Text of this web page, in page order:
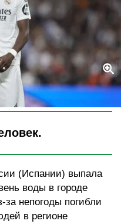
(Испании) выпала
воды в городе
за непогоды погибли
в регионе